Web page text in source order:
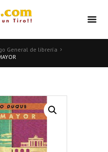
General de librería